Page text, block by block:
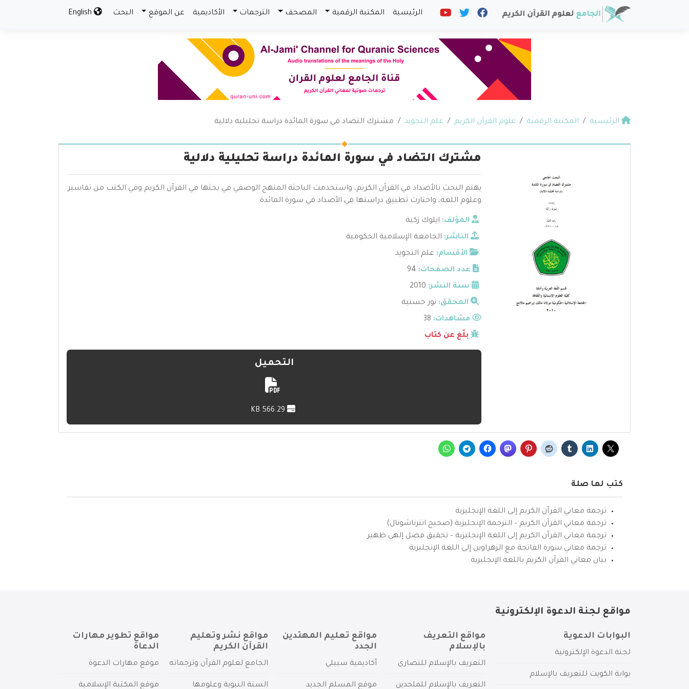
الرئيسية المكتبة الرقمية المصحف الترجمات الأكاديمية عن الموقع البحث
الرئيسية المكتبة الرقمية علوم القرآن الكريم علم التجويد مشترك التضاد في سورة المائدة دراسة تحليلية دلالية
مشترك التضاد في سورة المائدة دراسة تحليلية دلالية
يهتم البحث بالأضداد في القرآن الكريم، واستخدمت الباحثة المنهج الوصفي في بحثها في القرآن الكريم وفي الكتب من تفاسير
وعلوم اللغة، واختارت تطبيق دراستها في الأضداد في سورة المائدة.
المؤلف: ايلوك زكية
الناشر: الجامعة الإسلامية الحكومية
الأقسام: علم التجويد
عدد الصفحات: 94
سنة النشر: 2010
المحقق: نور حسنية
مشاهدات:
بلّغ عن كتاب
التحميل
كتب لها صلة
ترجمة معاني القرآن الكريم إلى اللغة الإنجليزية
ترجمة معاني القرآن الكريم – الترجمة الإنجليزية (صحيح انترناشونال)
ترجمة معاني القرآن الكريم إلى اللغة الإنجليزية – تحقيق فضل إلهي ظهير
ترجمة معاني سورة الفاتحة مع الزهراوين إلى اللغة الإنجليزية
بيان معاني القرآن الكريم باللغة الإنجليزية
مواقع لجنة الدعوة الإلكترونية
البوابات الدعوية
لجنة الدعوة الإلكترونية
بوابة الكويت للتعريف بالإسلام
مواقع التعريف
بالإسلام
التعريف بالإسلام للنصارى
التعريف بالإسلام للملحدين
مواقع تعليم المهتدين
الجدد
أكاديمية سبيلي
موقع المسلم الجديد
مواقع نشر وتعليم
القرآن الكريم
الجامع لعلوم القرآن وترجماته
السنة النبوية وعلومها
مواقع تطوير مهارات
الدعاة
موقع مهارات الدعوة
موقع المكتبة الإسلامية